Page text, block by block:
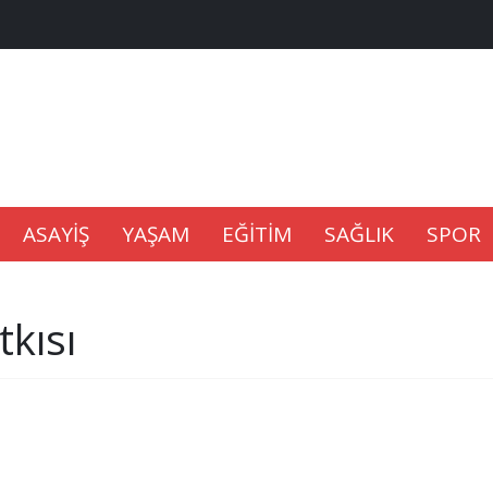
ASAYİŞ YAŞAM EĞİTİM SAĞLIK SPOR